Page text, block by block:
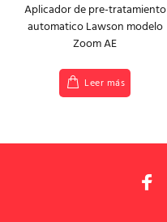
Aplicador de pre-tratamiento
automatico Lawson modelo
Zoom AE
Leer más